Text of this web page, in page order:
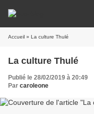
Accueil » La culture Thulé
La culture Thulé
Publié le 28/02/2019 à 20:49
Par caroleone